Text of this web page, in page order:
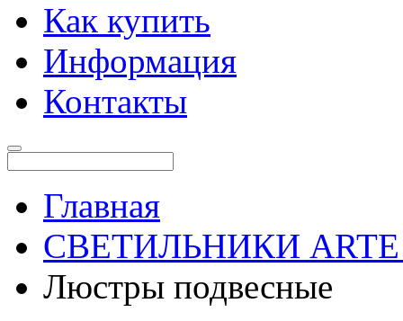
Как купить
Информация
Контакты
Главная
СВЕТИЛЬНИКИ ARTE
Люстры подвесные